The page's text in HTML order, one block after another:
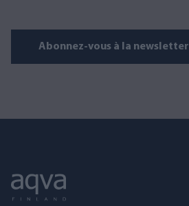
Abonnez-vous à la newsletter